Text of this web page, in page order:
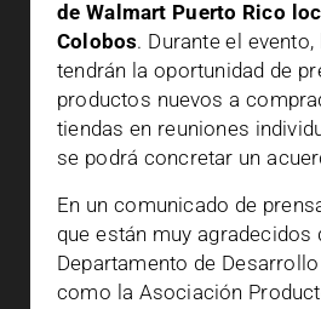
de Walmart Puerto Rico
Colobos. Durante el
tendrán la oportunidad de
productos nuevos a
tiendas en reuniones
se podrá concretar un
En un comunicado de
que están muy agradecidos
Departamento de
como la Asociación